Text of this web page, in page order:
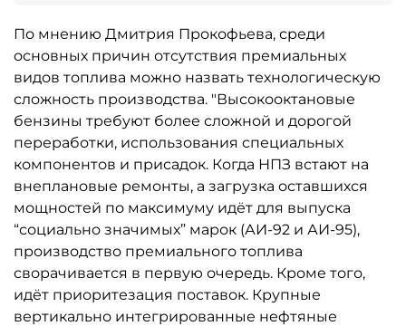
По мнению Дмитрия Прокофьева, среди
основных причин отсутствия премиальных
видов топлива можно назвать технологическую
сложность производства. "Высокооктановые
бензины требуют более сложной и дорогой
переработки, использования специальных
компонентов и присадок. Когда НПЗ встают на
внеплановые ремонты, а загрузка оставшихся
мощностей по максимуму идёт для выпуска
“социально значимых” марок (АИ-92 и АИ-95),
производство премиального топлива
сворачивается в первую очередь. Кроме того,
идёт приоритезация поставок. Крупные
вертикально интегрированные нефтяные